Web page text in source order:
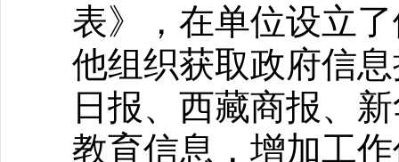
表》，在单位设立
他组织获取政府信
日报、西藏商报、
教育信息，增加工